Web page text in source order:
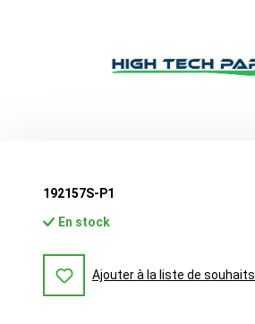
192157S-P1
En stock
Ajouter à la liste de souhaits